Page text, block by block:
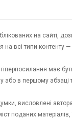
на сайті,
всі типи контенту —
має
або в першому
висловлені
поданих